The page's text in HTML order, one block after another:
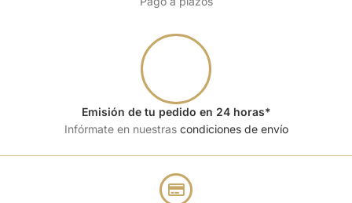
Emisión de tu pedido en 24 horas*
Infórmate en nuestras condiciones de envío